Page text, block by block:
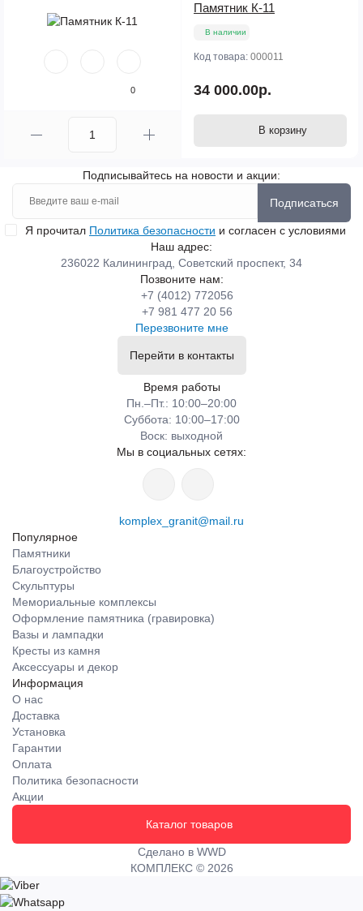
0
Памятник К-11
В наличии
Код товара: 000011
34 000.00р.
В корзину
Подписывайтесь на новости и акции:
Подписаться
Я прочитал Политика безопасности и согласен с условиями
Наш адрес:
236022 Калининград, Советский проспект, 34
Позвоните нам:
+7 (4012) 772056
+7 981 477 20 56
Перезвоните мне
Перейти в контакты
Время работы
Пн.–Пт.: 10:00–20:00​​
Суббота: 10:00–17:00
​Воск: выходной
Мы в социальных сетях:
komplex_granit@mail.ru
Популярное
Памятники
Благоустройство
Скульптуры
Мемориальные комплексы
Оформление памятника (гравировка)
Вазы и лампадки
Кресты из камня
Аксессуары и декор
Информация
О нас
Доставка
Установка
Гарантии
Оплата
Политика безопасности
Акции
Каталог товаров
Сделано в WWD
КОМПЛЕКС © 2026